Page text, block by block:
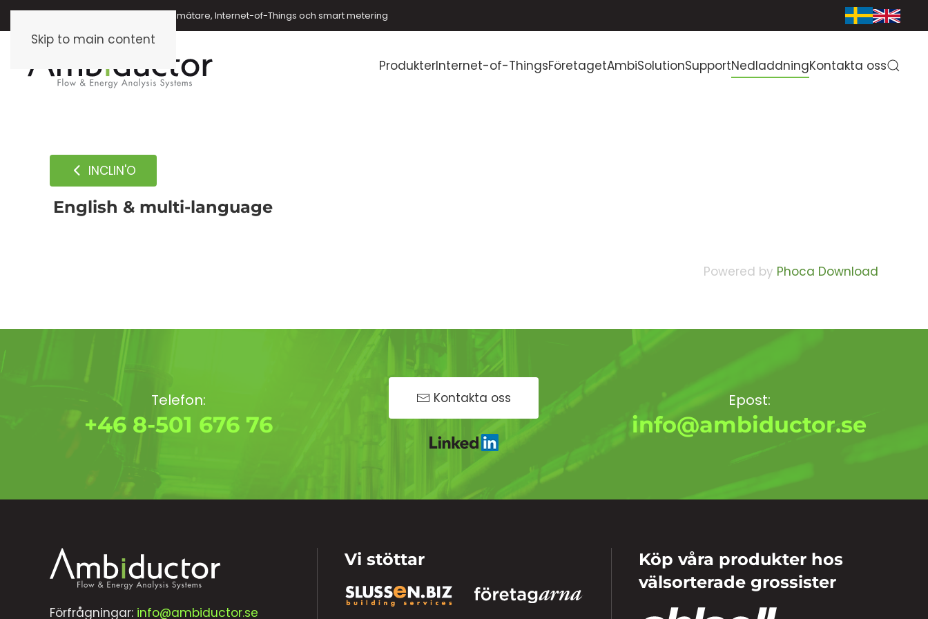
Skip to main content
Energimätare, vattenmätare, oljemätare, Internet-of-Things och smart metering
ProdukterInternet-of-ThingsFöretagetAmbiSolutionSupportNedladdningKontakta oss
INCLIN'O
English & multi-language
Powered by Phoca Download
Telefon:
+46 8-501 676 76
Kontakta oss Epost:
info@ambiductor.se
Förfrågningar: info@ambiductor.se
Vi stöttar
Köp våra produkter hos
välsorterade grossister